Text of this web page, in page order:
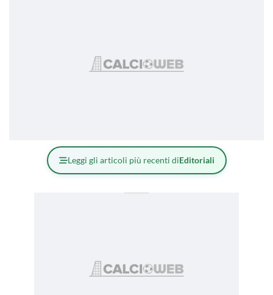
Leggi gli articoli più recenti diEditoriali